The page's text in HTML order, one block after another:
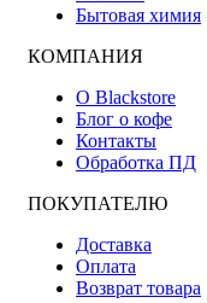
Бытовая химия
КОМПАНИЯ
О Blackstore
Блог о кофе
Контакты
Обработка ПД
ПОКУПАТЕЛЮ
Доставка
Оплата
Возврат товара